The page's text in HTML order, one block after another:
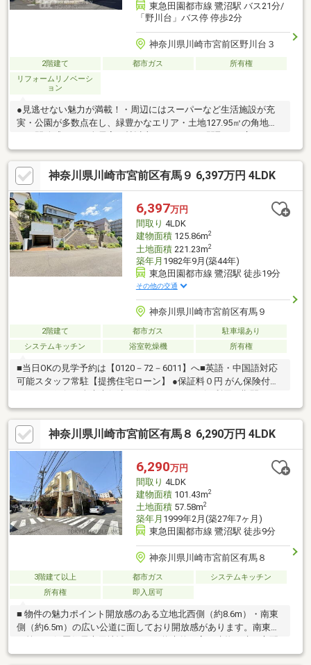
東急田園都市線 鷺沼駅 バス21分/
「野川台」バス停 停歩2分
神奈川県川崎市宮前区野川台３
2階建て 都市ガス
所有権
リフォームリノベーシ
ョン
●見逃せない魅力が満載！・周辺にはスーパーなど生活施設が充
実・公園が多数点在し、緑豊かなエリア・土地127.95㎡の角地の
たカースペース２台分（車種による）・各居室にクローゼット完
備でお部屋スッキリ・多目的に利用できる和室あり写真や資料だ
けでは伝わらない、現地ならではの魅力も丁寧にご案内いたしま
す。実際に足を運んで、光や風、周辺環境の心地よさをぜひご体
感ください。◇キッズコーナー完備◇提携駐車場あり◇ご来店プ
レゼントあり◇■お客様に最適のお支払いプランをご提案します■
神奈川県川崎市宮前区有馬９ 6,397万円 4LDK
6,397万円
間取り 4LDK
建物面積125.86m2
土地面積221.23m2
築年月 1982年9月(築44年)
東急田園都市線 鷺沼駅 徒歩19分
その他の交通
神奈川県川崎市宮前区有馬９
2階建て 都市ガス
駐車場あり
システムキッチン
浴室乾燥機 所有権
■当日OKの見学予約は【0120－72－6011】へ■英語・中国語対応
可能スタッフ常駐【提携住宅ローン】 ●保証料０円 がん保険付の
年 変動金利0.575%（審査条件有り）も利用可能たくさんのお客
様からのお言葉に感謝してこれからも楽しく素敵なお家探しをお
約束します。お家探しを始めてみようと思われたらまずは、お気
軽に東宝ハウス町田に相談してみませんか？何も決まっていなく
て大丈夫！まずはお客様の夢をお聞かせください！お問合せをお
待ちしております☆☆
神奈川県川崎市宮前区有馬８ 6,290万円 4LDK
6,290万円
間取り 4LDK
建物面積101.43m2
土地面積57.58m2
築年月 1999年2月(築27年7ヶ月)
東急田園都市線 鷺沼駅 徒歩9分
神奈川県川崎市宮前区有馬８
3階建て以上 都市ガス
システムキッチン
所有権
即入居可
■ 物件の魅力ポイント開放感のある立地北西側（約8.6m）・南東
側（約6.5m）の広い公道に面しており開放感があります。南東側
が少ないのも嬉しいポイントです。スッキリ片付く豊富な収納力